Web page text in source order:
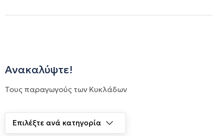
Ανακαλύψτε!
Τους παραγωγούς των Κυκλάδων